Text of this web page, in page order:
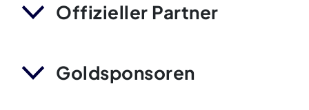
Offizieller Partner
Goldsponsoren